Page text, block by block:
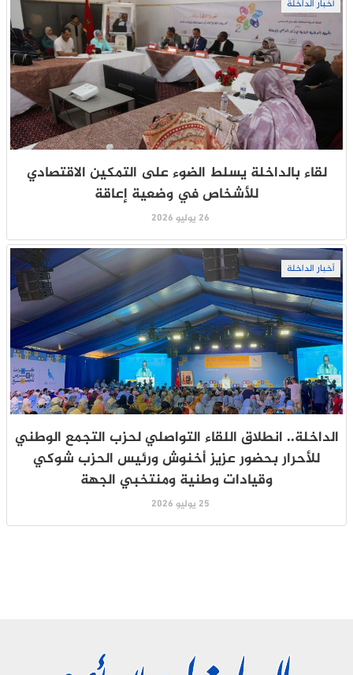
أخبار الداخلة
لقاء بالداخلة يسلط الضوء على التمكين الاقتصادي
للأشخاص في وضعية إعاقة
26 يوليو 2026
أخبار الداخلة
الداخلة.. انطلاق اللقاء التواصلي لحزب التجمع الوطني
للأحرار بحضور عزيز أخنوش ورئيس الحزب شوكي
وقيادات وطنية ومنتخبي الجهة
25 يوليو 2026